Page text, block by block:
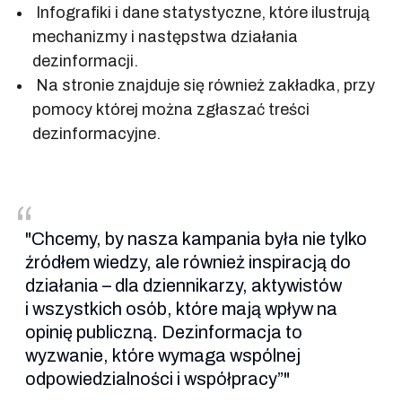
Infografiki i dane statystyczne, które ilustrują
mechanizmy i następstwa działania
dezinformacji.
Na stronie znajduje się również zakładka, przy
pomocy której można zgłaszać treści
dezinformacyjne.
Chcemy, by nasza kampania była nie tylko
źródłem wiedzy, ale również inspiracją do
działania – dla dziennikarzy, aktywistów
i wszystkich osób, które mają wpływ na
opinię publiczną. Dezinformacja to
wyzwanie, które wymaga wspólnej
odpowiedzialności i współpracy”